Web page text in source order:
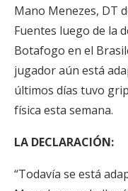
Mano Menezes, DT
Fuentes luego de la
Botafogo en el
jugador aún está
últimos días tuvo
física esta semana.
LA DECLARACIÓN:
“Todavía se está